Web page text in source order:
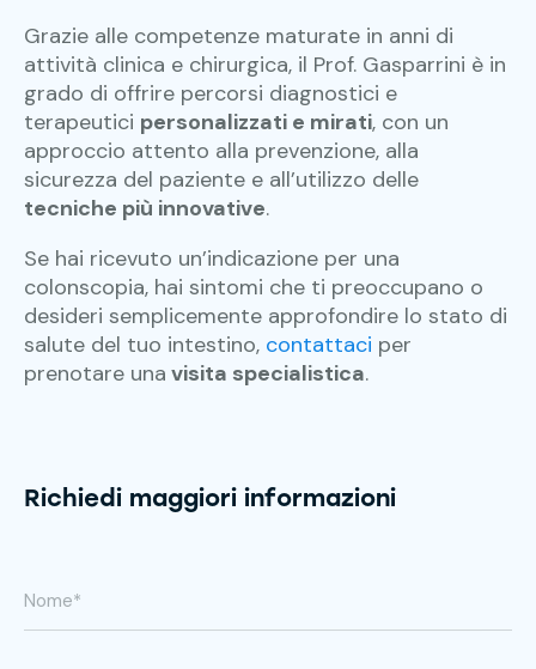
Grazie alle competenze maturate in anni di
attività clinica e chirurgica, il Prof. Gasparrini è in
grado di offrire percorsi diagnostici e
terapeutici personalizzati e mirati, con un
approccio attento alla prevenzione, alla
sicurezza del paziente e all’utilizzo delle
tecniche più innovative.
Se hai ricevuto un’indicazione per una
colonscopia, hai sintomi che ti preoccupano o
desideri semplicemente approfondire lo stato di
salute del tuo intestino, contattaci per
prenotare una visita specialistica.
Richiedi maggiori informazioni